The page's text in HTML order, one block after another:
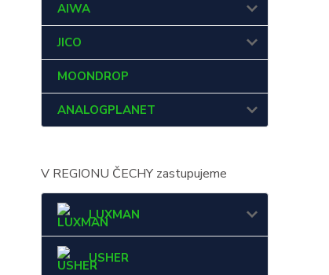
AIWA
JICO
MOONDROP
ANALOGPLANET
V REGIONU ČECHY zastupujeme
LUXMAN
USHER